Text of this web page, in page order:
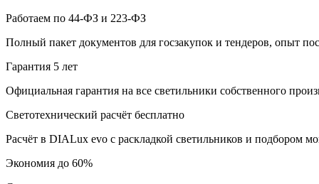
Работаем по 44-ФЗ и 223-ФЗ
Полный пакет документов для госзакупок и тендеров, опыт
Гарантия 5 лет
Официальная гарантия на все светильники собственного
Светотехнический расчёт бесплатно
Расчёт в DIALux evo с раскладкой светильников и подбором
Экономия до 60%